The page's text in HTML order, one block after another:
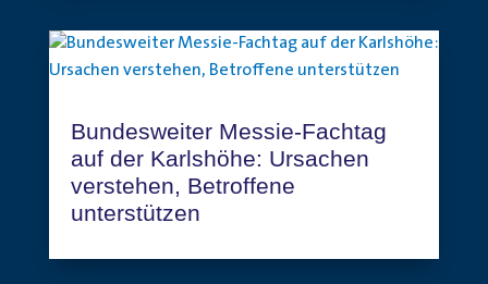
Bundesweiter Messie-Fachtag
auf der Karlshöhe: Ursachen
verstehen, Betroffene
unterstützen